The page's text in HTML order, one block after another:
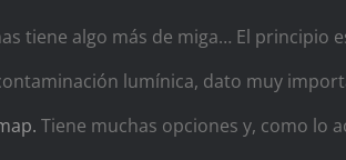
tiene algo más de miga… El principio
lumínica, dato muy
Tiene muchas opciones y, como lo